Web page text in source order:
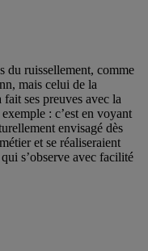
du ruissellement, comme
mais celui de la
ses preuves avec la
: c’est en voyant
envisagé dès
et se réaliseraient
s’observe avec facilité